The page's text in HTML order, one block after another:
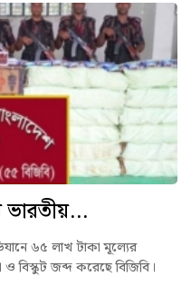
৬৫ লাখ টাকা মূল্যের
বিস্কুট জব্দ করেছে বিজিবি।